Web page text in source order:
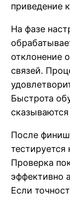
приведение
На фазе
отклонение
связей.
Быстрота
сказываются
После
Проверка
эффективно
Если